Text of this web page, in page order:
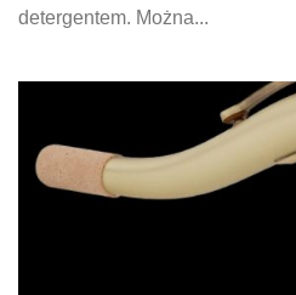
detergentem. Można...